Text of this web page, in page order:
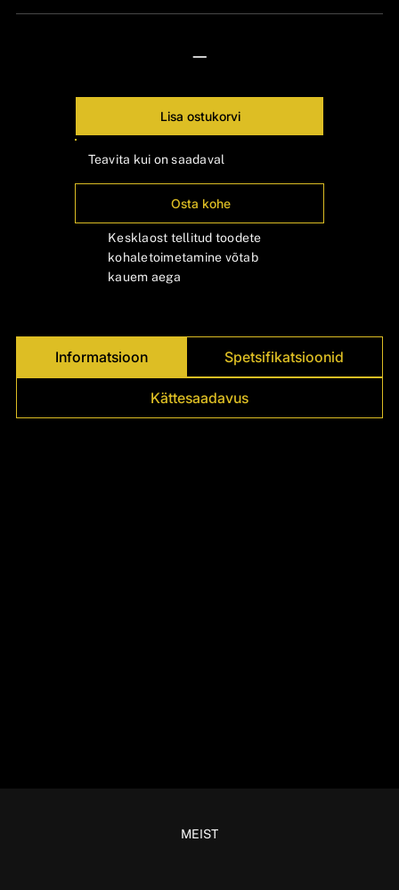
—
Lisa ostukorvi
Teavita kui on saadaval
Osta kohe
Kesklaost tellitud toodete
kohaletoimetamine võtab
kauem aega
Informatsioon Spetsifikatsioonid
Kättesaadavus
MEIST